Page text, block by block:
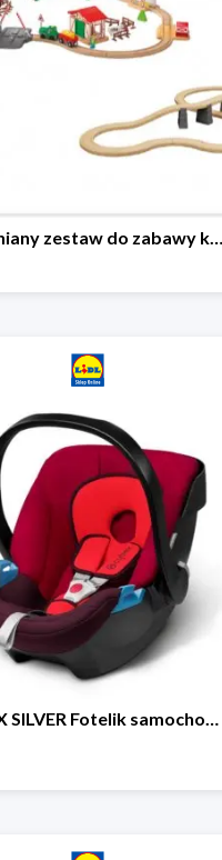
Drewniany zestaw do zabawy kolejką - farma i wiadukt
CYBEX SILVER Fotelik samochodowy